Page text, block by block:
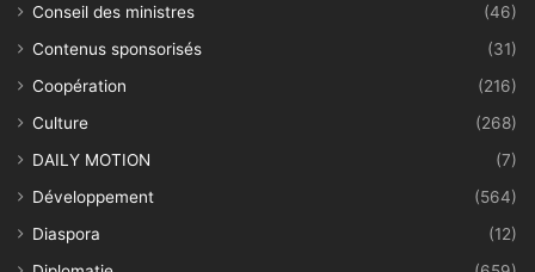
Conseil des ministres
(46)
Contenus sponsorisés
(31)
Coopération
(216)
Culture
(268)
DAILY MOTION
(7)
Développement
(564)
Diaspora
(12)